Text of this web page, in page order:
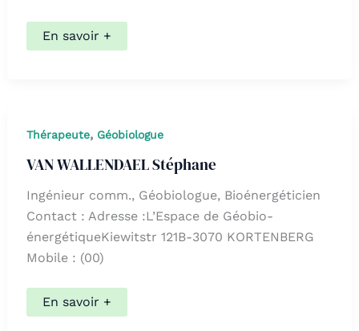
PAGNIEZ
Pierre
En savoir +
Thérapeute, Géobiologue
VAN WALLENDAEL Stéphane
Ingénieur comm., Géobiologue, Bioénergéticien
Contact : Adresse :L’Espace de Géobio-
énergétiqueKiewitstr 121B-3070 KORTENBERG
Mobile : (00)
VAN
WALLENDAEL
En savoir +